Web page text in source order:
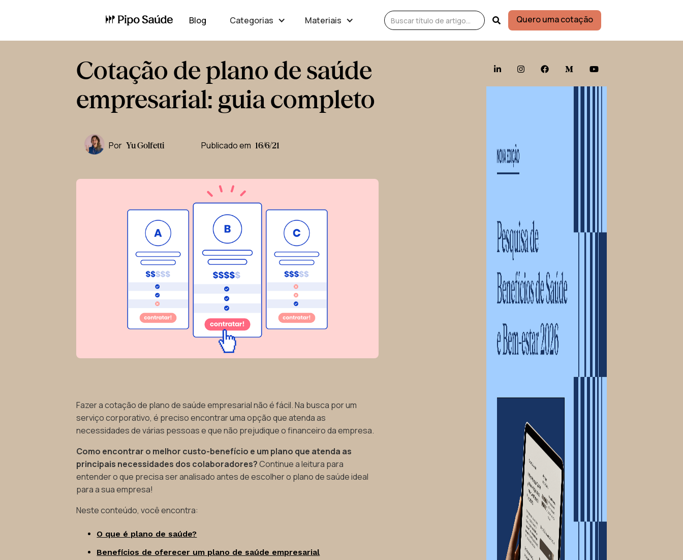
Blog Categorias Materiais Quero uma cotação
Cotação de plano de saúde
empresarial: guia completo
Por Yu Golfetti Publicado em 16/6/21
Fazer a cotação de plano de saúde empresarial não é fácil. Na busca por um
serviço corporativo, é preciso encontrar uma opção que atenda as
necessidades de várias pessoas e que não prejudique o financeiro da empresa.
Como encontrar o melhor custo-benefício e um plano que atenda as
principais necessidades dos colaboradores?Continue a leitura para
entender o que precisa ser analisado antes de escolher o plano de saúde ideal
para a sua empresa!
Neste conteúdo, você encontra:
O que é plano de saúde?
Benefícios de oferecer um plano de saúde empresarial
    